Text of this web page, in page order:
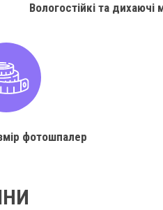
Вологостійкі та дихаючі
фотошпалер